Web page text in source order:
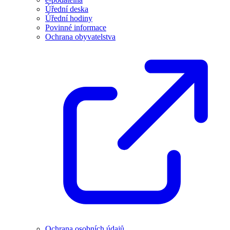
Úřední deska
Úřední hodiny
Povinné informace
Ochrana obyvatelstva